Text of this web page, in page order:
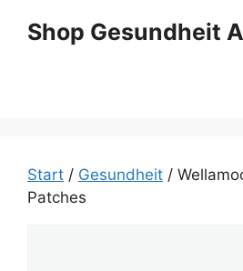
InhaltShop Gesundheit
Start / Gesundheit /
Patches